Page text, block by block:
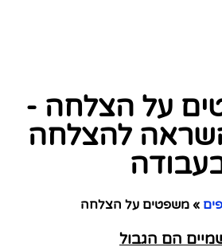
על הצלחה -
להצלחה
» משפטים על הצלחה
הם הגבול